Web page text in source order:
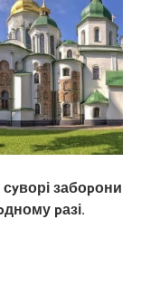
забоpони
pазі.